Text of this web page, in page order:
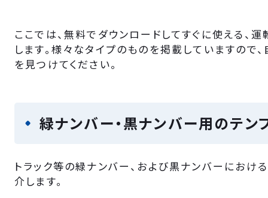
ここでは、無料でダウンロードしてすぐに使える、
します。様々なタイプのものを掲載していますので
を見つけてください。
緑ナンバー・黒ナンバー用のテン
トラック等の緑ナンバー、および黒ナンバーにおけ
介します。